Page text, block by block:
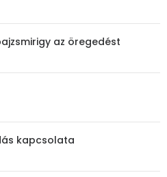
az öregedést
kapcsolata